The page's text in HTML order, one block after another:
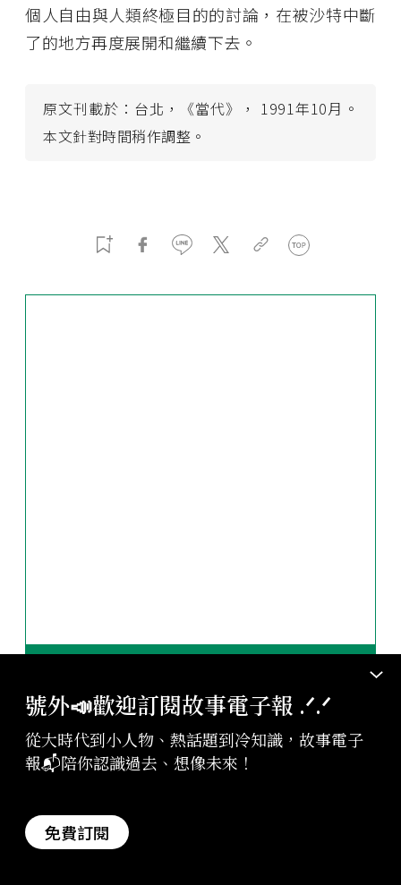
個人自由與人類終極目的的討論，在被沙特中斷
了的地方再度展開和繼續下去。
原文刊載於：台北，《當代》， 1991年10月。
本文針對時間稍作調整。
相關故事
號外📣歡迎訂閱故事電子報 .ᐟ‪‪.ᐟ
從大時代到小人物、熱話題到冷知識，故事電子
報📬陪你認識過去、想像未來！
免費訂閱